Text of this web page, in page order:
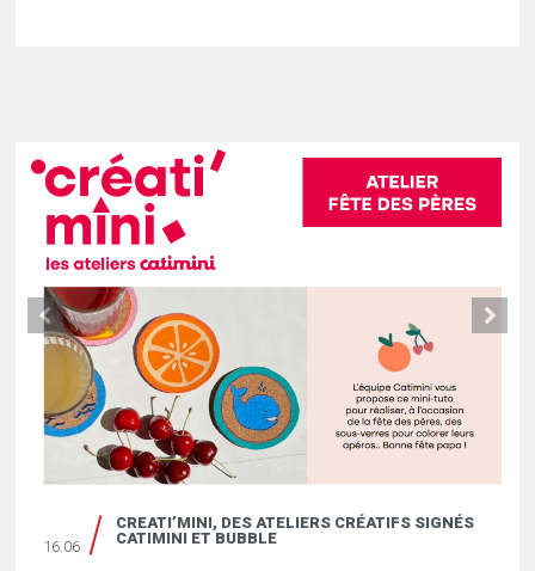
16.06
CREATI’MINI, DES ATELIERS CRÉATIFS SIGNÉS
CATIMINI ET BUBBLE